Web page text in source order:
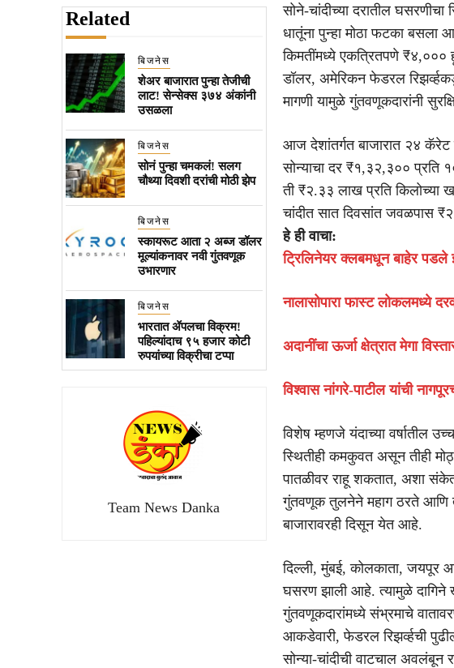
Related
बिजनेस
शेअर बाजारात पुन्हा तेजीची
लाट! सेन्सेक्स ३७४ अंकांनी
उसळला
बिजनेस
सोनं पुन्हा चमकलं! सलग
चौथ्या दिवशी दरांची मोठी झेप
बिजनेस
स्कायरूट आता २ अब्ज डॉलर
मूल्यांकनावर नवी गुंतवणूक
उभारणार
बिजनेस
भारतात ॲपलचा विक्रम!
पहिल्यांदाच ९५ हजार कोटी
रुपयांच्या विक्रीचा टप्पा
Team News Danka
सोने-चांदीच्या दरातील
धातूंना पुन्हा मोठा फटका बसला
किमतींमध्ये एकत्रितपणे
डॉलर, अमेरिकन फेडरल
मागणी यामुळे गुंतवणूकदारांनी
आज देशांतर्गत बाजारात २४
सोन्याचा दर ₹१,३२,३०० प्रति
ती ₹२.३३ लाख प्रति किलोच्या
चांदीत सात दिवसांत जवळपास
हे ही वाचा:
ट्रिलिनेयर क्लबमधून बाहेर पडले
नालासोपारा फास्ट लोकलमध्ये
अदानींचा ऊर्जा क्षेत्रात मेगा
विश्वास नांगरे-पाटील यांची
विशेष म्हणजे यंदाच्या वर्षातील
स्थितीही कमकुवत असून तीही
पातळीवर राहू शकतात, अशा
गुंतवणूक तुलनेने महाग ठरते आणि
बाजारावरही दिसून येत आहे.
दिल्ली, मुंबई, कोलकाता, जयपूर
घसरण झाली आहे. त्यामुळे दागिने
गुंतवणूकदारांमध्ये संभ्रमाचे
आकडेवारी, फेडरल रिझर्व्हची
सोन्या-चांदीची वाटचाल अवलंबून